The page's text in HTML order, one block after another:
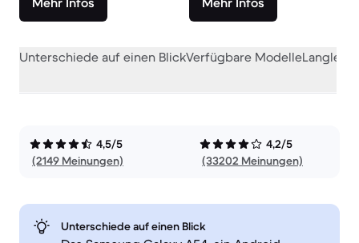
Unterschiede auf einen BlickVerfügbare Modelle
4,5/5
(2149 Meinungen)
4,2/5
(33202 Meinungen)
Unterschiede auf einen Blick